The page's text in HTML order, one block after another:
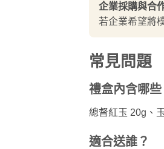
企業採購與合
若企業希望將
常見問題
禮盒內含哪些
總督紅玉 20g、
適合送誰？